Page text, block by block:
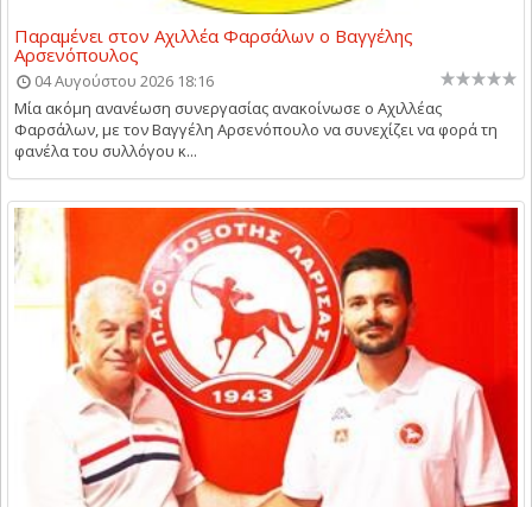
Παραμένει στον Αχιλλέα Φαρσάλων ο Βαγγέλης
Αρσενόπουλος
04 Αυγούστου 2026 18:16
Μία ακόμη ανανέωση συνεργασίας ανακοίνωσε ο Αχιλλέας
Φαρσάλων, με τον Βαγγέλη Αρσενόπουλο να συνεχίζει να φορά τη
φανέλα του συλλόγου κ...